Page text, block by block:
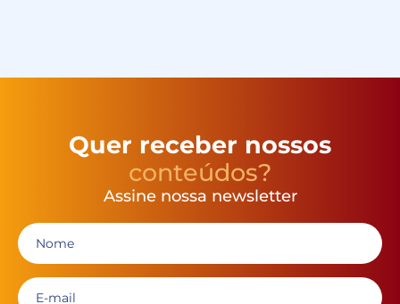
Quer receber nossos
conteúdos?
Assine nossa newsletter